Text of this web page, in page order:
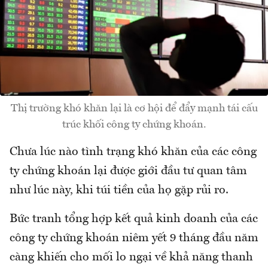
Thị trường khó khăn lại là cơ hội để đẩy mạnh tái cấu
trúc khối công ty chứng khoán.
Chưa lúc nào tình trạng khó khăn của các công
ty chứng khoán lại được giới đầu tư quan tâm
như lúc này, khi túi tiền của họ gặp rủi ro.
Bức tranh tổng hợp kết quả kinh doanh của các
công ty chứng khoán niêm yết 9 tháng đầu năm
càng khiến cho mối lo ngại về khả năng thanh